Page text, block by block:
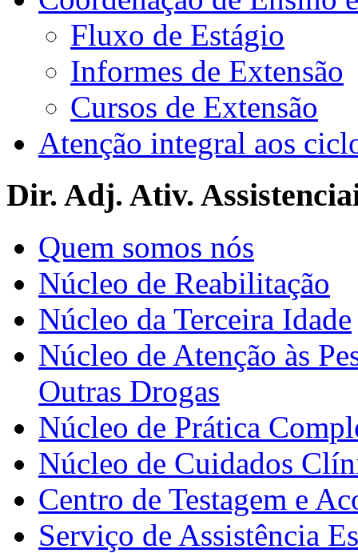
Fluxo de Estágio
Informes de Extensão
Cursos de Extensão
Atenção integral aos
Dir. Adj. Ativ.
Quem somos nós
Núcleo de Reabilitação
Núcleo da Terceira Idade
Núcleo de Atenção às
Outras Drogas
Núcleo de Prática
Núcleo de Cuidados
Centro de Testagem e
Serviço de Assistência